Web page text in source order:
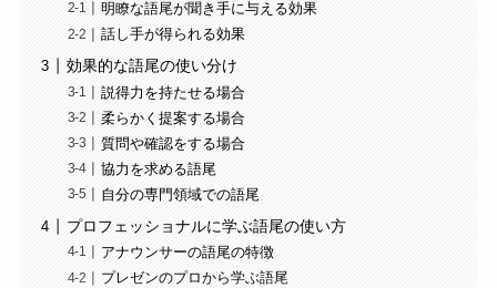
明瞭な語尾が聞き手に与える効果
話し手が得られる効果
効果的な語尾の使い分け
説得力を持たせる場合
柔らかく提案する場合
質問や確認をする場合
協力を求める語尾
自分の専門領域での語尾
プロフェッショナルに学ぶ語尾の使い方
アナウンサーの語尾の特徴
プレゼンのプロから学ぶ語尾